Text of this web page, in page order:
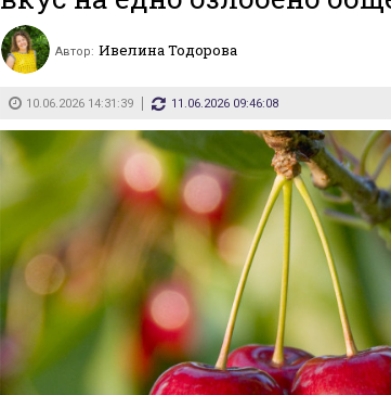
Автор: Ивелина Тодорова
10.06.2026 14:31:39 11.06.2026 09:46:08